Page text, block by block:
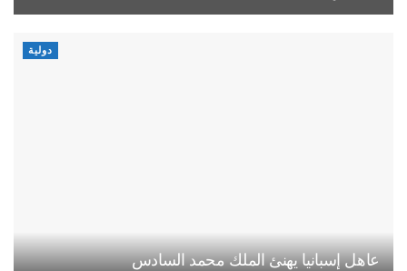
دولية
عاهل إسبانيا يهنئ الملك محمد السادس